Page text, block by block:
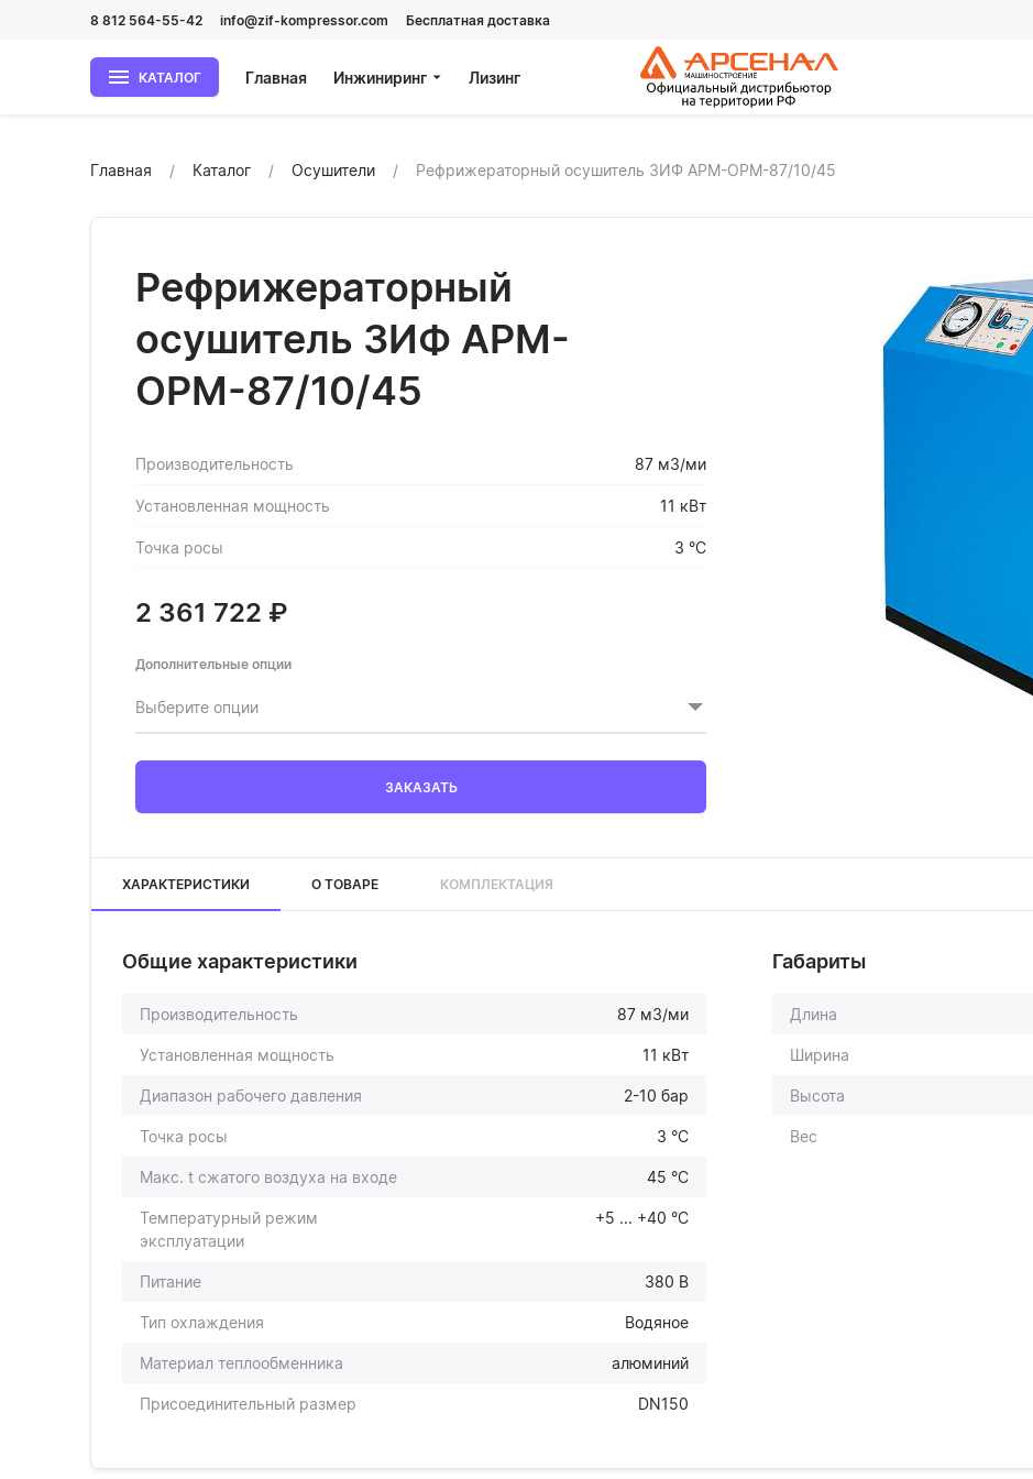
8 812 564-55-42 info@zif-kompressor.com Бесплатная доставка
КАТАЛОГ Главная Инжиниринг Лизинг
Главная Каталог Осушители Рефрижераторный осушитель ЗИФ АРМ-ОРМ-87/10/45
Рефрижераторный
осушитель ЗИФ АРМ-
ОРМ-87/10/45
Производительность 87 м3/ми
Установленная мощность 11 кВт
Точка росы 3 °C
2 361 722 ₽
Дополнительные опции
Выберите опции
ЗАКАЗАТЬ
ХАРАКТЕРИСТИКИ О ТОВАРЕ КОМПЛЕКТАЦИЯ
Общие характеристики
Производительность 87 м3/ми
Установленная мощность 11 кВт
Диапазон рабочего давления 2-10 бар
Точка росы 3 °C
Макс. t сжатого воздуха на входе 45 °C
Температурный режим
эксплуатации
+5 ... +40 °С
Питание 380 В
Тип охлаждения Водяное
Материал теплообменника алюминий
Присоединительный размер DN150
Габариты
Длина
Ширина
Высота
Вес